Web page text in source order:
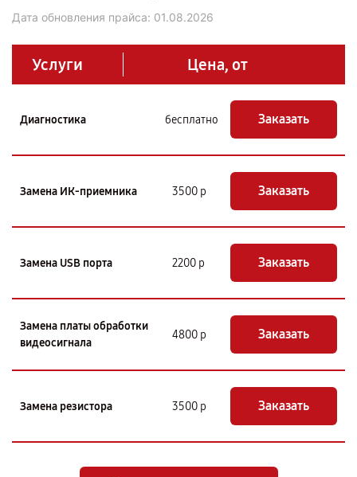
Дата обновления прайса: 01.08.2026
Услуги Цена, от
Диагностика бесплатно Заказать
Замена ИК-приемника 3500 р Заказать
Замена USB порта 2200 р Заказать
Замена платы обработки
видеосигнала
4800 р Заказать
Замена резистора 3500 р Заказать